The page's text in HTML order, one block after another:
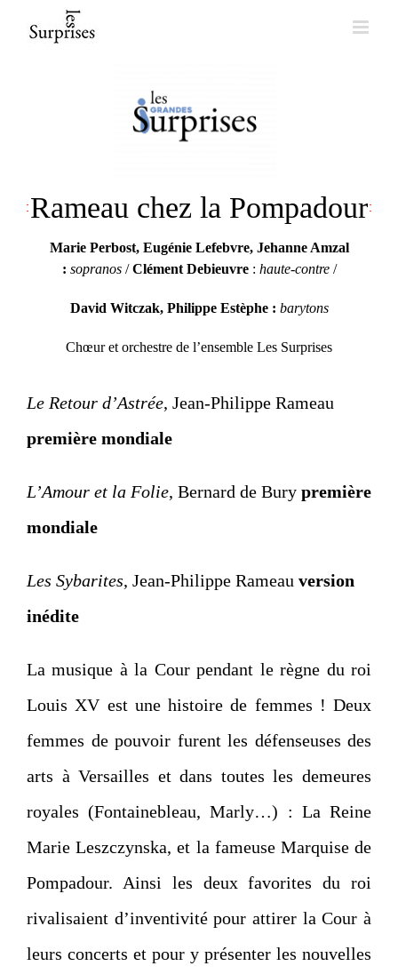
Rameau chez la Pompadour
Marie Perbost, Eugénie Lefebvre, Jehanne Amzal
: sopranos/Clément Debieuvre: haute-contre/
David Witczak, Philippe Estèphe : barytons
Chœur et orchestre de l’ensemble Les Surprises
Le Retour d’Astrée, Jean-Philippe Rameau
première mondiale
L’Amour et la Folie, Bernard de Bury première
mondiale
Les Sybarites, Jean-Philippe Rameau version
inédite
La musique à la Cour pendant le règne du roi
Louis XV est une histoire de femmes ! Deux
femmes de pouvoir furent les défenseuses des
arts à Versailles et dans toutes les demeures
royales (Fontainebleau, Marly…) : La Reine
Marie Leszczynska, et la fameuse Marquise de
Pompadour. Ainsi les deux favorites du roi
rivalisaient d’inventivité pour attirer la Cour à
leurs concerts et pour y présenter les nouvelles